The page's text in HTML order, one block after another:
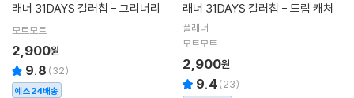
래너 31DAYS 컬러칩 - 그리너리
모트모트
2,900원
9.8 (32)
예스24배송
래너 31DAYS 컬러칩 - 드림 캐처
플래너
모트모트
2,900원
9.4 (23)